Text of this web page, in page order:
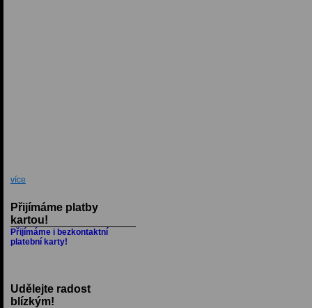
více
Přijímáme platby
kartou!
Přijímáme i bezkontaktní
platební karty!
Udělejte radost
blízkým!